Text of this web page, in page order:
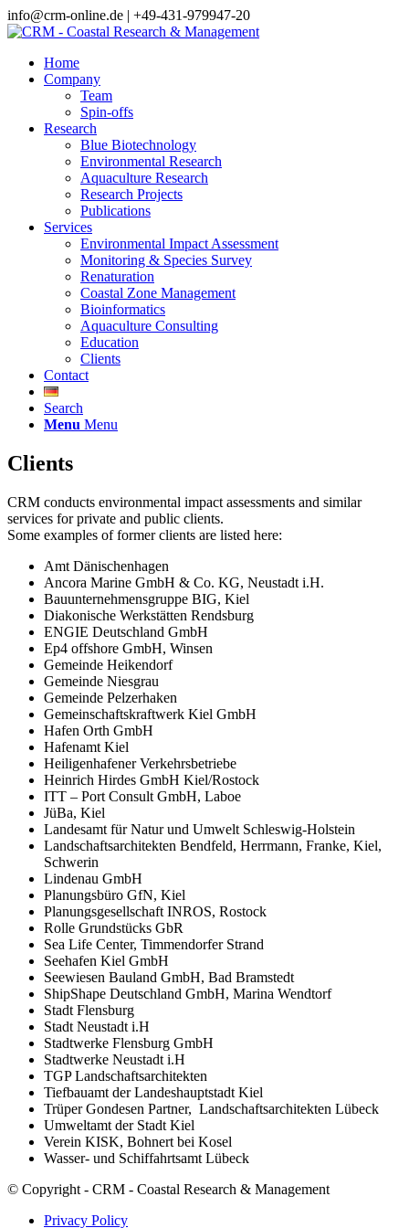
info@crm-online.de | +49-431-979947-20
Home
Company
Team
Spin-offs
Research
Blue Biotechnology
Environmental Research
Aquaculture Research
Research Projects
Publications
Services
Environmental Impact Assessment
Monitoring & Species Survey
Renaturation
Coastal Zone Management
Bioinformatics
Aquaculture Consulting
Education
Clients
Contact
Search
Menu Menu
Clients
CRM conducts environmental impact assessments and similar
services for private and public clients.
Some examples of former clients are listed here:
Amt Dänischenhagen
Ancora Marine GmbH & Co. KG, Neustadt i.H.
Bauunternehmensgruppe BIG, Kiel
Diakonische Werkstätten Rendsburg
ENGIE Deutschland GmbH
Ep4 offshore GmbH, Winsen
Gemeinde Heikendorf
Gemeinde Niesgrau
Gemeinde Pelzerhaken
Gemeinschaftskraftwerk Kiel GmbH
Hafen Orth GmbH
Hafenamt Kiel
Heiligenhafener Verkehrsbetriebe
Heinrich Hirdes GmbH Kiel/Rostock
ITT – Port Consult GmbH, Laboe
JüBa, Kiel
Landesamt für Natur und Umwelt Schleswig-Holstein
Landschaftsarchitekten Bendfeld, Herrmann, Franke, Kiel,
Schwerin
Lindenau GmbH
Planungsbüro GfN, Kiel
Planungsgesellschaft INROS, Rostock
Rolle Grundstücks GbR
Sea Life Center, Timmendorfer Strand
Seehafen Kiel GmbH
Seewiesen Bauland GmbH, Bad Bramstedt
ShipShape Deutschland GmbH, Marina Wendtorf
Stadt Flensburg
Stadt Neustadt i.H
Stadtwerke Flensburg GmbH
Stadtwerke Neustadt i.H
TGP Landschaftsarchitekten
Tiefbauamt der Landeshauptstadt Kiel
Trüper Gondesen Partner, Landschaftsarchitekten Lübeck
Umweltamt der Stadt Kiel
Verein KISK, Bohnert bei Kosel
Wasser- und Schiffahrtsamt Lübeck
© Copyright - CRM - Coastal Research & Management
Privacy Policy